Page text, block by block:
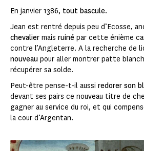
En janvier 1386, tout bascule.
Jean est rentré depuis peu d’Ecosse,
chevalier mais ruiné par cette énième
contre l’Angleterre. A la recherche de
nouveau pour aller montrer patte
récupérer sa solde.
Peut-être pense-t-il aussi redorer son
devant ses pairs ce nouveau titre de
gagner au service du roi, et qui
la cour d’Argentan.